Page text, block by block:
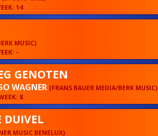
14
MUSIC)
-
GENOTEN
WAGNER (FRANS BAUER MEDIA/BERK MUSIC)
8
DUIVEL
MUSIC BENELUX)